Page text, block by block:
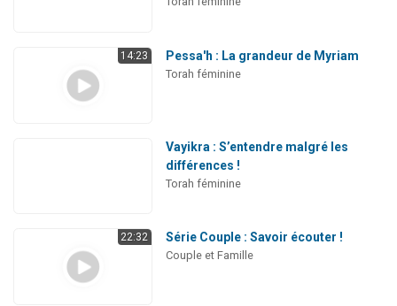
14:23 Pessa'h : La grandeur de Myriam
Torah féminine
Vayikra : S’entendre malgré les
différences !
Torah féminine
22:32 Série Couple : Savoir écouter !
Couple et Famille